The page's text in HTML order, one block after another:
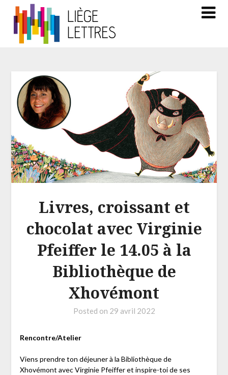
Livres, croissant et
chocolat avec Virginie
Pfeiffer le 14.05 à la
Bibliothèque de
Xhovémont
Posted on 29 avril 2022
Rencontre/Atelier
Viens prendre ton déjeuner à la Bibliothèque de
Xhovémont avec Virginie Pfeiffer et inspire-toi de ses